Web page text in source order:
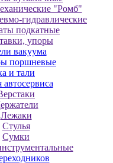
"Ромб"
гидравлические
подкатные
упоры
вакуума
поршневые
и тали
Лежаки
Стулья
Сумки